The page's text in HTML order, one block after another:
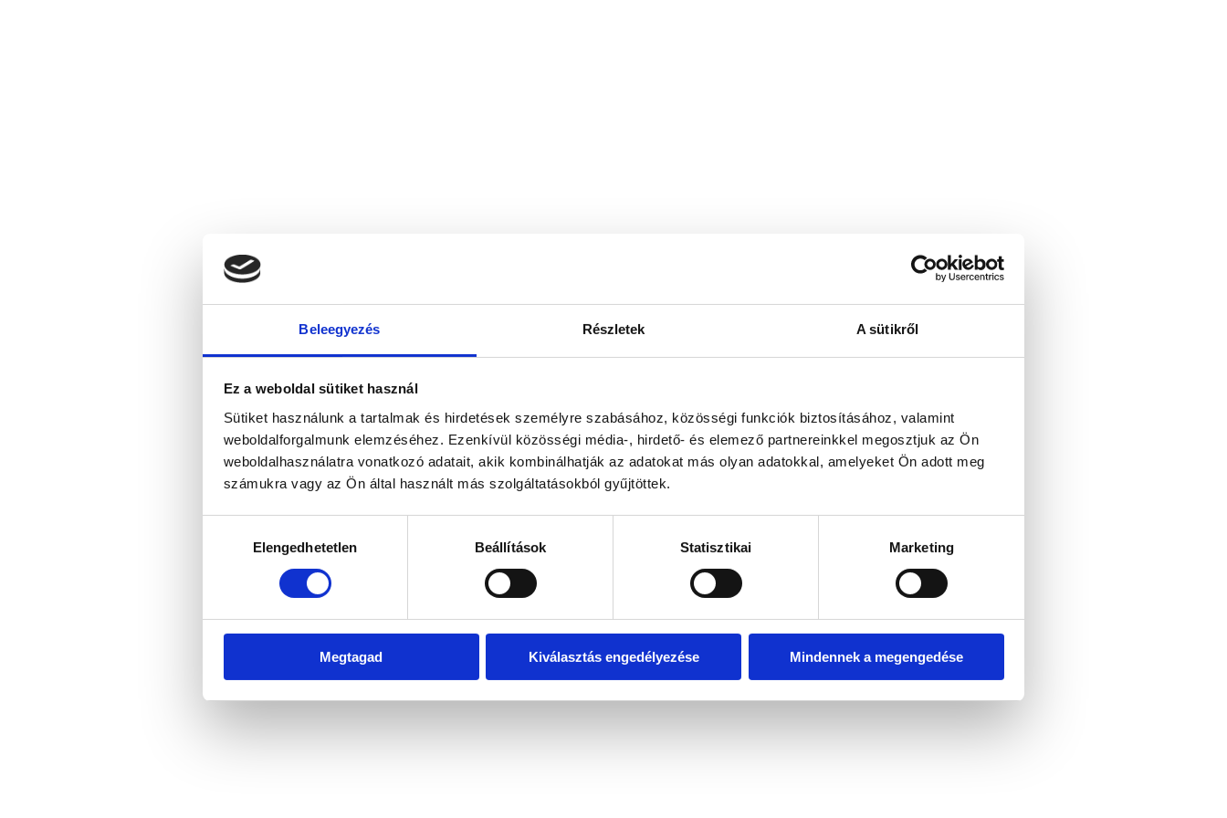
Beleegyezés Részletek A sütikről
Ez a weboldal sütiket használ
Sütiket használunk a tartalmak és hirdetések személyre szabásához, közösségi funkciók biztosításához, valamint
weboldalforgalmunk elemzéséhez. Ezenkívül közösségi média-, hirdető- és elemező partnereinkkel megosztjuk az Ön
weboldalhasználatra vonatkozó adatait, akik kombinálhatják az adatokat más olyan adatokkal, amelyeket Ön adott meg
számukra vagy az Ön által használt más szolgáltatásokból gyűjtöttek.
kiválasztásaElengedhetetlen Beállítások Statisztikai Marketing
Megtagad Kiválasztás engedélyezése Mindennek a megengedése
Application error: a client-side exception has occurred while loadingwww.bicapp.hu (see the browser console for more information)